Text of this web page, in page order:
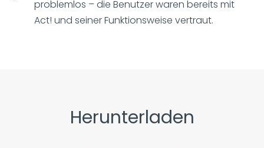
problemlos – die Benutzer waren bereits mit
Act! und seiner Funktionsweise vertraut.
Herunterladen